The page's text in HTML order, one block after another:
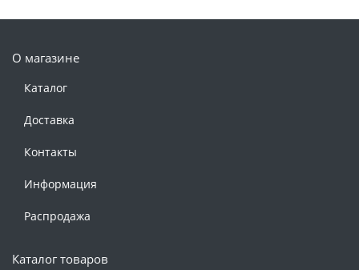
О магазине
Каталог
Доставка
Контакты
Информация
Распродажа
Каталог товаров